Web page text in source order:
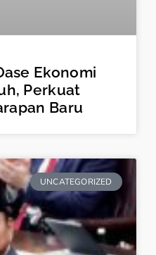
Ekonomi
Perkuat
Baru
UNCATEGORIZED